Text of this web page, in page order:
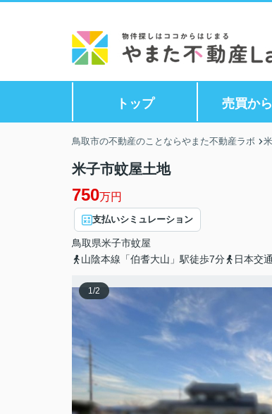
トップ 売買か
鳥取市の不動産のことならやまた不動産ラボ
米子市蚊屋土地
750万円
支払いシミュレーション
鳥取県米子市蚊屋
山陰本線「伯耆大山」駅徒歩7分
日本交
1/2